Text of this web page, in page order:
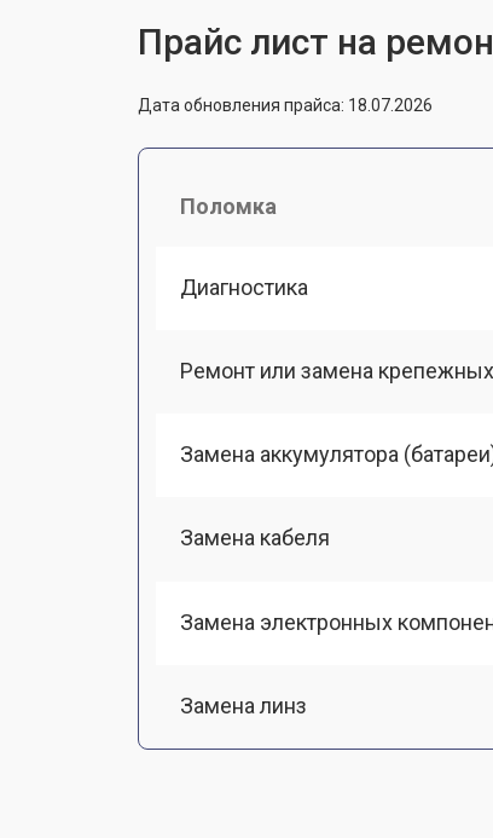
Прайс лист на
Дата обновления прайса: 18.07.2026
Поломка
Диагностика
Ремонт или замена
Замена аккумулятора
Замена кабеля
Замена электронных
Замена линз